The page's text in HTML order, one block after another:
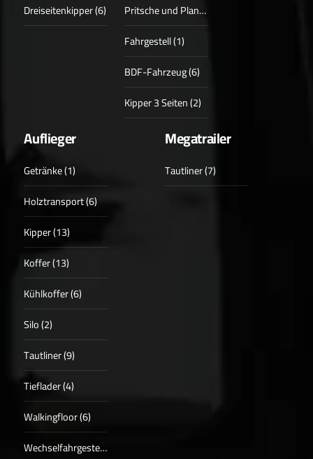
Dreiseitenkipper (6)
Pritsche und Plane (1)
Fahrgestell (1)
BDF-Fahrzeug (6)
Kipper 3 Seiten (2)
Auflieger
Getränke (1)
Holztransport (6)
Kipper (13)
Koffer (13)
Kühlkoffer (6)
Silo (2)
Tautliner (9)
Tieflader (4)
Walkingfloor (6)
Wechselfahrgestell (4)
Megatrailer
Tautliner (7)